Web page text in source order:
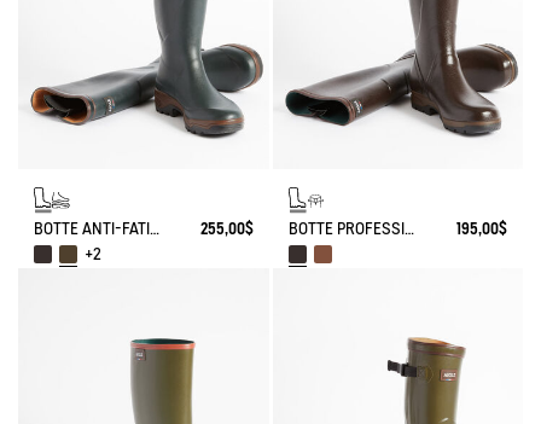
BOTTE ANTI-FATIGUE PARCOURS 2.0 AJUSTABLE
255,00$
+2
BOTTE PROFESSIONNELLE TERRA AJUSTABLE RENFORT KEVLAR 195,00$